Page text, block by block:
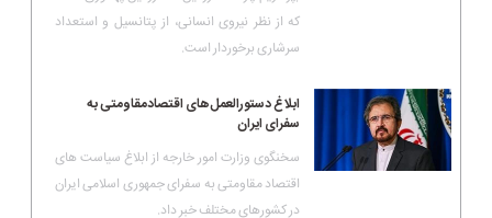
که از نظر نیروی انسانی، از پتانسیل و استعداد
سرشاری برخوردار است.
ابلاغ دستورالعمل‌های اقتصادمقاومتی به
سفرای ایران
سخنگوی وزارت امور خارجه از ابلاغ سیاست های
اقتصاد مقاومتی به سفرای جمهوری اسلامی ایران
در کشورهای مختلف خبر داد.